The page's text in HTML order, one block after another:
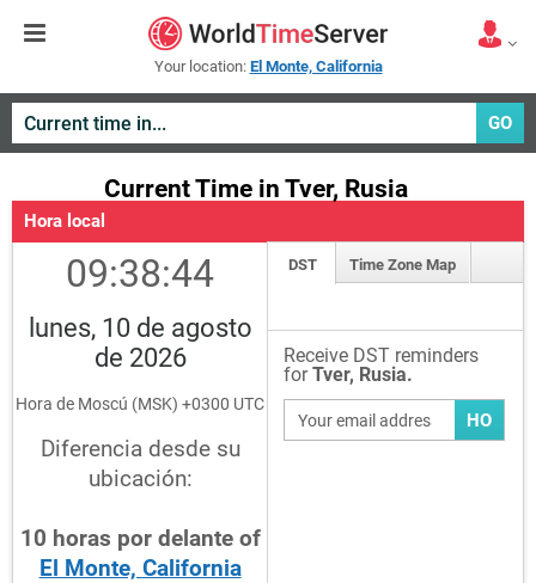
Your location: El Monte, California
GO
Current Time in Tver, Rusia
Hora local
09:38:44
lunes, 10 de agosto
de 2026
Hora de Moscú (MSK) +0300 UTC
Diferencia desde su
ubicación:
10 horas por delante of
El Monte, California
DST Time Zone Map
Receive DST reminders
forTver, Rusia.
HO